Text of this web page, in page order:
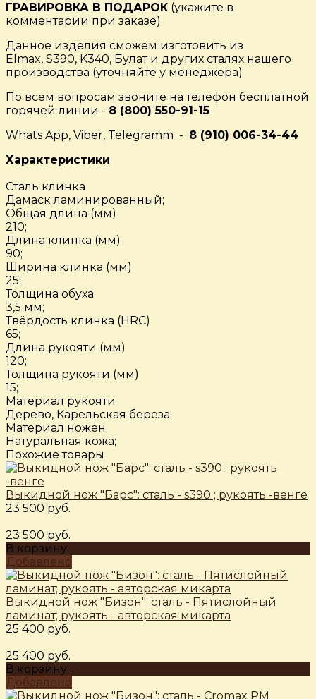
ГРАВИРОВКА В ПОДАРОК (укажите в
комментарии при заказе)
Данное изделия сможем изготовить из
Elmax, S390, K340, Булат и других сталях нашего
производства (уточняйте у менеджера)
По всем вопросам звоните на телефон бесплатной
горячей линии - 8 (800) 550-91-15
Whats App, Viber, Telegramm - 8 (910) 006-34-44
Характеристики
Сталь клинка
Дамаск ламинированный;
Общая длина (мм)
210;
Длина клинка (мм)
90;
Ширина клинка (мм)
25;
Толщина обуха
3,5 мм;
Твёрдость клинка (HRC)
65;
Длина рукояти (мм)
120;
Толщина рукояти (мм)
15;
Материал рукояти
Дерево, Карельская береза;
Материал ножен
Натуральная кожа;
Похожие товары
Выкидной нож "Барс": сталь - s390 ; рукоять -венге
23 500 руб.
23 500 руб.
В корзину
Добавлено
Выкидной нож "Бизон": сталь - Пятислойный
ламинат; рукоять - авторская микарта
25 400 руб.
25 400 руб.
В корзину
Добавлено